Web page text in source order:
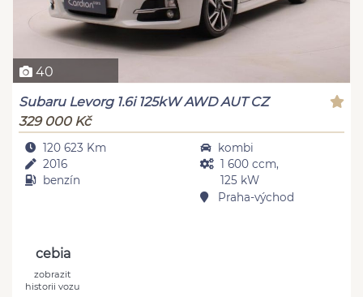
40
Subaru Levorg 1.6i 125kW AWD AUT CZ
329 000 Kč
120 623 Km
2016
benzín
kombi
1 600 ccm,
125 kW
Praha-východ
cebia
zobrazit
historii vozu